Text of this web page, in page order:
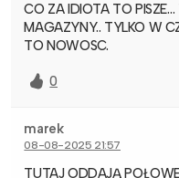
CO ZA IDIOTA TO
MAGAZYNY.. TYLKO W
TO NOWOSC.
0
marek
08-08-2025 21:57
TUTAJ ODDAJĄ